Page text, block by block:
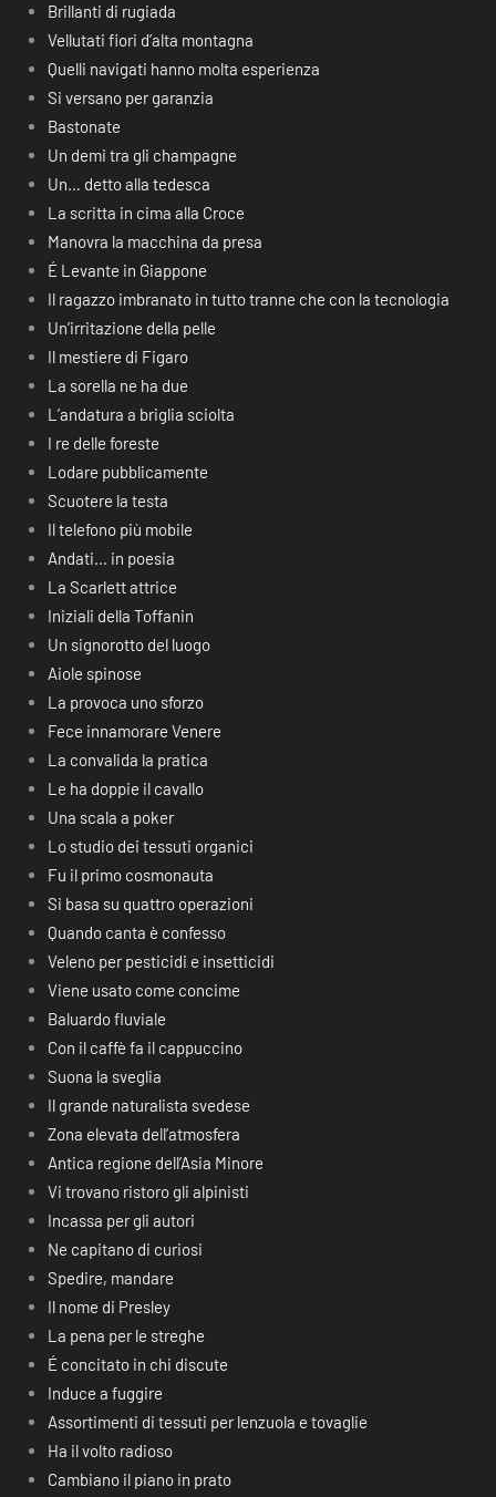
Brillanti di rugiada
Vellutati fiori d’alta montagna
Quelli navigati hanno molta esperienza
Si versano per garanzia
Bastonate
Un demi tra gli champagne
Un… detto alla tedesca
La scritta in cima alla Croce
Manovra la macchina da presa
É Levante in Giappone
Il ragazzo imbranato in tutto tranne che con la tecnologia
Un’irritazione della pelle
Il mestiere di Figaro
La sorella ne ha due
L’andatura a briglia sciolta
I re delle foreste
Lodare pubblicamente
Scuotere la testa
Il telefono più mobile
Andati… in poesia
La Scarlett attrice
Iniziali della Toffanin
Un signorotto del luogo
Aiole spinose
La provoca uno sforzo
Fece innamorare Venere
La convalida la pratica
Le ha doppie il cavallo
Una scala a poker
Lo studio dei tessuti organici
Fu il primo cosmonauta
Si basa su quattro operazioni
Quando canta è confesso
Veleno per pesticidi e insetticidi
Viene usato come concime
Baluardo fluviale
Con il caffè fa il cappuccino
Suona la sveglia
Il grande naturalista svedese
Zona elevata dell’atmosfera
Antica regione dell’Asia Minore
Vi trovano ristoro gli alpinisti
Incassa per gli autori
Ne capitano di curiosi
Spedire, mandare
Il nome di Presley
La pena per le streghe
É concitato in chi discute
Induce a fuggire
Assortimenti di tessuti per lenzuola e tovaglie
Ha il volto radioso
Cambiano il piano in prato